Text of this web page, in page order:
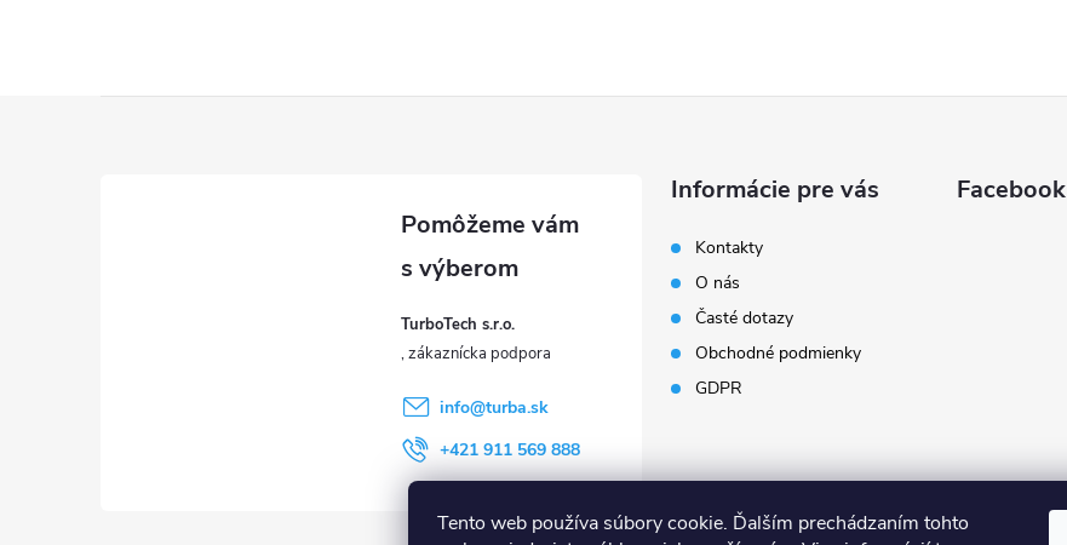
Tento web používa súbory cookie. Ďalším prechádzaním tohto
TurboTech s.r.o.
info@turba.sk
+421 911 569 888
Informácie pre vás
Kontakty
O nás
Časté dotazy
Obchodné podmienky
GDPR
Facebook